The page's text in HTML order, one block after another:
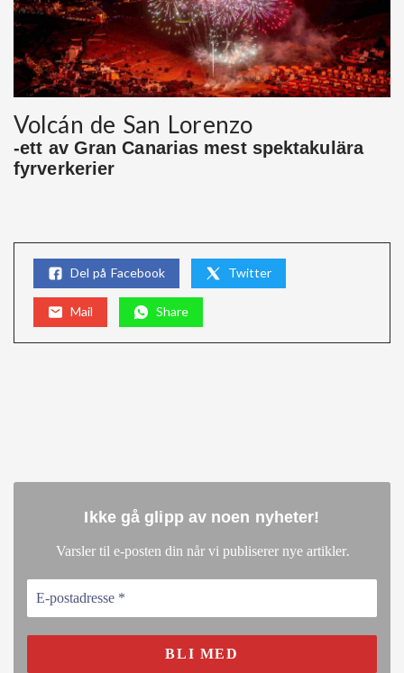
Volcán de San Lorenzo
-ett av Gran Canarias mest spektakulära
fyrverkerier
Del på Facebook Twitter
Mail Share
Ikke gå glipp av noen nyheter!
Varsler til e-posten din når vi publiserer nye artikler.